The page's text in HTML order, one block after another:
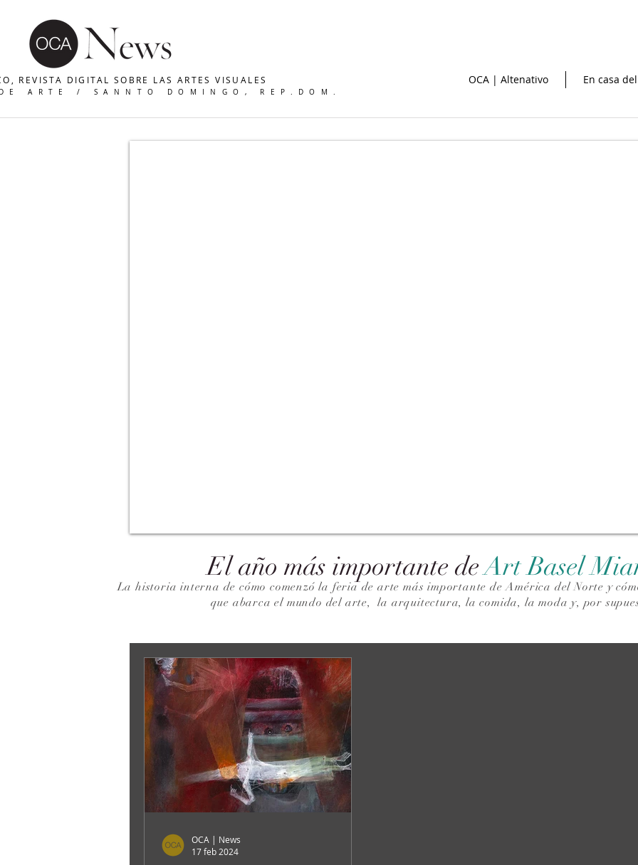
REVISTA DIGITAL SOBRE LAS ARTES VISUALES
DE ARTE / SANNTO DOMINGO, REP.DOM.
OCA | Altenativo En casa
El año más importante deArt Basel
La historia interna de cómo comenzó la feria de arte más importante de América del Norte y
que abarca el mundo del arte,la arquitectura, la comida, la moda y, por
OCA | News
17 feb 2024